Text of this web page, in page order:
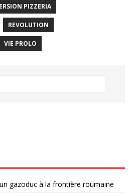
PIZZERIA
REVOLUTION
VIE PROLO
gazoduc à la frontière roumaine